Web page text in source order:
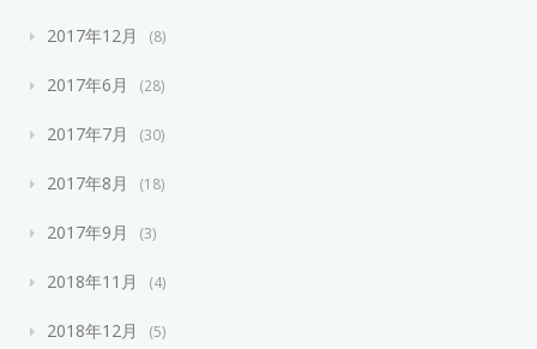
2017年12月 8
2017年6月 28
2017年7月 30
2017年8月 18
2017年9月 3
2018年11月 4
2018年12月 5